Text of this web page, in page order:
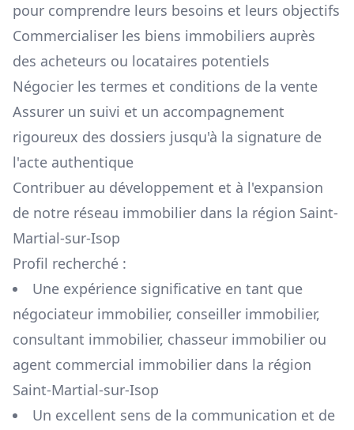
pour comprendre leurs besoins et leurs objectifs
Commercialiser les biens immobiliers auprès
des acheteurs ou locataires potentiels
Négocier les termes et conditions de la vente
Assurer un suivi et un accompagnement
rigoureux des dossiers jusqu'à la signature de
l'acte authentique
Contribuer au développement et à l'expansion
de notre réseau immobilier dans la région Saint-
Martial-sur-Isop
Profil recherché :
Une expérience significative en tant que
négociateur immobilier, conseiller immobilier,
consultant immobilier, chasseur immobilier ou
agent commercial immobilier dans la région
Saint-Martial-sur-Isop
Un excellent sens de la communication et de